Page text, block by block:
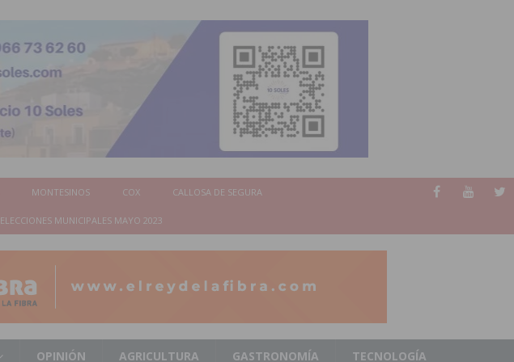
MONTESINOS COX CALLOSA DE SEGURA
ELECCIONES MUNICIPALES MAYO 2023
OPINIÓN AGRICULTURA GASTRONOMÍA TECNOLOGÍA